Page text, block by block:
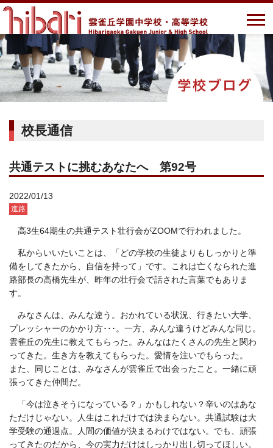
校長通信
共通テストに挑むあなたへ 第92号
2022/01/13
進路
高3生64期生の共通テスト壮行会がZOOMで行われました。
私からいいたいことは、「どの学校の生徒よりもしっかりと準
備をしてきたから、自信を持って」です。これは亡くなられた進
路部長の高橋先生が、昨年の壮行会で話された言葉でもありま
す。
みなさんは、みんな違う。おかれている状況、行きたい大学、
プレッシャーのかかり方･･･。一方、みんな違うけどみんな同じ。
雲雀丘の先生に教えてもらった。みんなはたくさんの先生と関わ
ってきた。生き方を教えてもらった。愛情を注いでもらった。
また、同じことは、みなさんが雲雀丘で出会ったこと。一緒に頑
張ってきた仲間だ。
「今は泣きそうになっている？」かもしれない？辛いのはあな
ただけじゃない。人生はこれだけでは決まらない。共通試験は大
学受験の通過点。人間の価値が決まるわけではない。でも、頑張
ってきたのだから、今の実力だけはしっかり出し切ってほしい。